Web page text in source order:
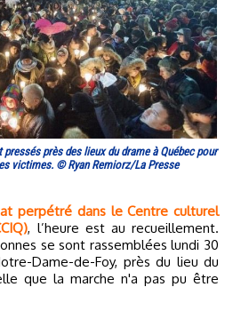
près des lieux du drame à Québec pour
victimes. © Ryan Remiorz/La Presse
perpétré dans le Centre culturel
, l’heure est au recueillement.
se sont rassemblées lundi 30
Dame-de-Foy, près du lieu du
que la marche n'a pas pu être